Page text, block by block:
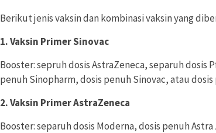
Berikut jenis vaksin dan kombinasi vaksin yang
1. Vaksin Primer Sinovac
Booster: sepruh dosis AstraZeneca, separuh dosis
penuh Sinopharm, dosis penuh Sinovac, atau
2. Vaksin Primer AstraZeneca
Booster: separuh dosis Moderna, dosis penuh